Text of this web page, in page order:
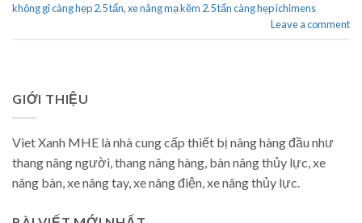
không gỉ càng hẹp 2.5 tấn,xe nâng mạ kẽm 2.5 tấn càng hẹp ichimens
Leave a comment
GIỚI THIỆU
Viet Xanh MHE là nhà cung cấp thiết bị nâng hàng đầu như
thang nâng người, thang nâng hàng, bàn nâng thủy lực, xe
nâng bàn, xe nâng tay, xe nâng điện, xe nâng thủy lực.